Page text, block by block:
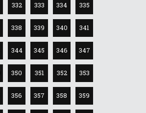
332 333 334 335
338 339 340 341
344 345 346 347
350 351 352 353
356 357 358 359